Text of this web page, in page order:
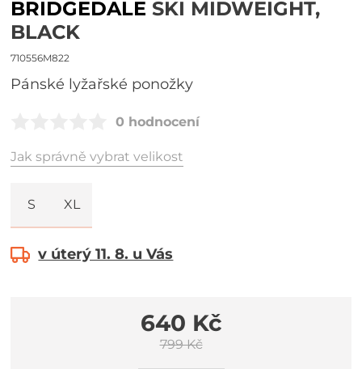
BRIDGEDALE SKI MIDWEIGHT,
BLACK
710556M822
Pánské lyžařské ponožky
0 hodnocení
Jak správně vybrat velikost
S XL
v úterý 11. 8. u Vás
640 Kč
799 Kč